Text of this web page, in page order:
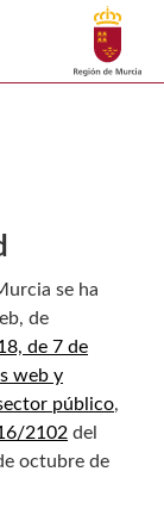
Buscar
se ha
de
de 7 de
web y
público,
2102 del
octubre de